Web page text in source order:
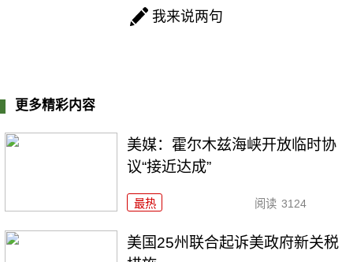
我来说两句
更多精彩内容
美媒：霍尔木兹海峡开放临时协
议“接近达成”
最热 阅读 3124
美国25州联合起诉美政府新关税